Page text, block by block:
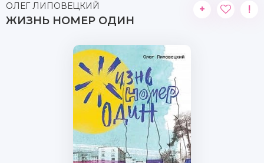
ОЛЕГ ЛИПОВЕЦКИЙ
ЖИЗНЬ НОМЕР ОДИН
+ !